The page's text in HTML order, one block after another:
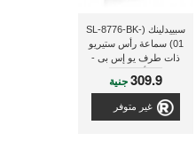
سبييدلينك (SL-8776-BK-
01) سماعة رأس ستيريو
ذات طرف يو إس بى -
أسود
309.9جنية
غير متوفر